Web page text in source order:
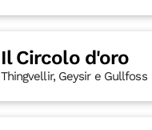
Il Circolo d'oro
Thingvellir, Geysir e Gullfoss